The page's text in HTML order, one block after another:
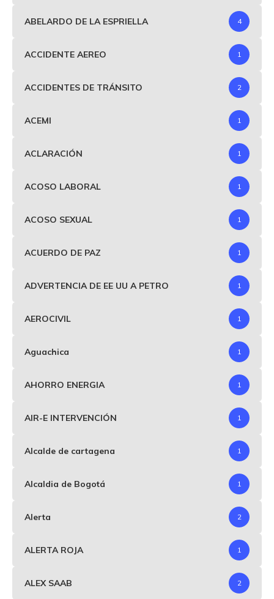
ABELARDO DE LA ESPRIELLA 4
ACCIDENTE AEREO 1
ACCIDENTES DE TRÁNSITO 2
ACEMI 1
ACLARACIÓN 1
ACOSO LABORAL 1
ACOSO SEXUAL 1
ACUERDO DE PAZ 1
ADVERTENCIA DE EE UU A PETRO 1
AEROCIVIL 1
Aguachica 1
AHORRO ENERGIA 1
AIR-E INTERVENCIÓN 1
Alcalde de cartagena 1
Alcaldia de Bogotá 1
Alerta 2
ALERTA ROJA 1
ALEX SAAB 2